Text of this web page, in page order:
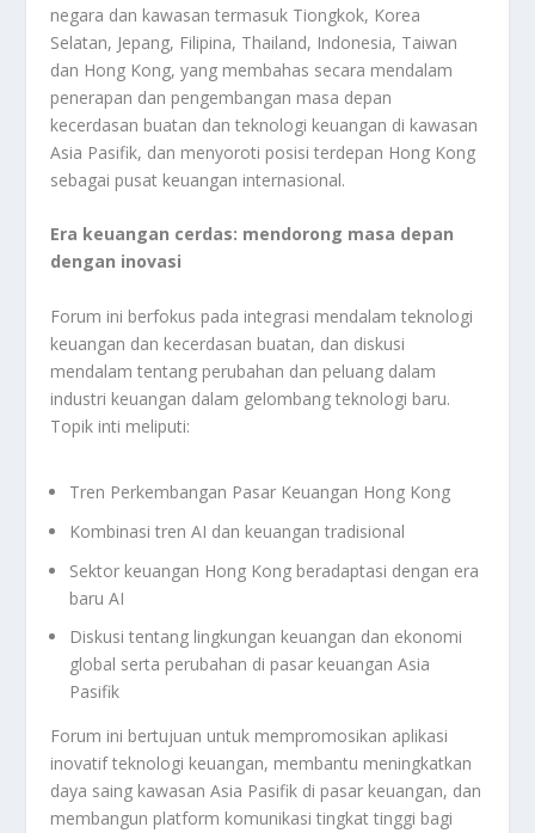
negara dan kawasan termasuk Tiongkok, Korea
Selatan, Jepang, Filipina, Thailand, Indonesia, Taiwan
dan Hong Kong, yang membahas secara mendalam
penerapan dan pengembangan masa depan
kecerdasan buatan dan teknologi keuangan di kawasan
Asia Pasifik, dan menyoroti posisi terdepan Hong Kong
sebagai pusat keuangan internasional.
Era keuangan cerdas: mendorong masa depan
dengan inovasi
Forum ini berfokus pada integrasi mendalam teknologi
keuangan dan kecerdasan buatan, dan diskusi
mendalam tentang perubahan dan peluang dalam
industri keuangan dalam gelombang teknologi baru.
Topik inti meliputi:
Tren Perkembangan Pasar Keuangan Hong Kong
Kombinasi tren AI dan keuangan tradisional
Sektor keuangan Hong Kong beradaptasi dengan era
baru AI
Diskusi tentang lingkungan keuangan dan ekonomi
global serta perubahan di pasar keuangan Asia
Pasifik
Forum ini bertujuan untuk mempromosikan aplikasi
inovatif teknologi keuangan, membantu meningkatkan
daya saing kawasan Asia Pasifik di pasar keuangan, dan
membangun platform komunikasi tingkat tinggi bagi